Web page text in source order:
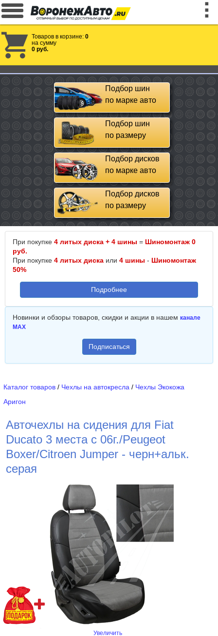
Товаров в корзине: 0
на сумму
0 руб.
Подбор шин
по марке авто
Подбор шин
по размеру
Подбор дисков
по марке авто
Подбор дисков
по размеру
При покупке 4 литых диска + 4 шины = Шиномонтаж 0
руб.
При покупке 4 литых диска или 4 шины - Шиномонтаж
50%
Подробнее
Новинки и обзоры товаров, скидки и акции в нашем канале
MAX
Подписаться
Каталог товаров / Чехлы на автокресла / Чехлы Экокожа
Аригон
Авточехлы на сидения для Fiat
Ducato 3 места с 06г./Peugeot
Boxer/Citroen Jumper - черн+альк.
серая
Увеличить